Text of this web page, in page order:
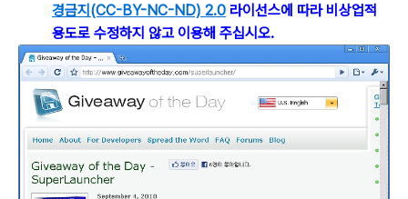
경금지(CC-BY-NC-ND) 2.0 라이선스에 따라 비상업적
용도로 수정하지 않고 이용해 주십시오.